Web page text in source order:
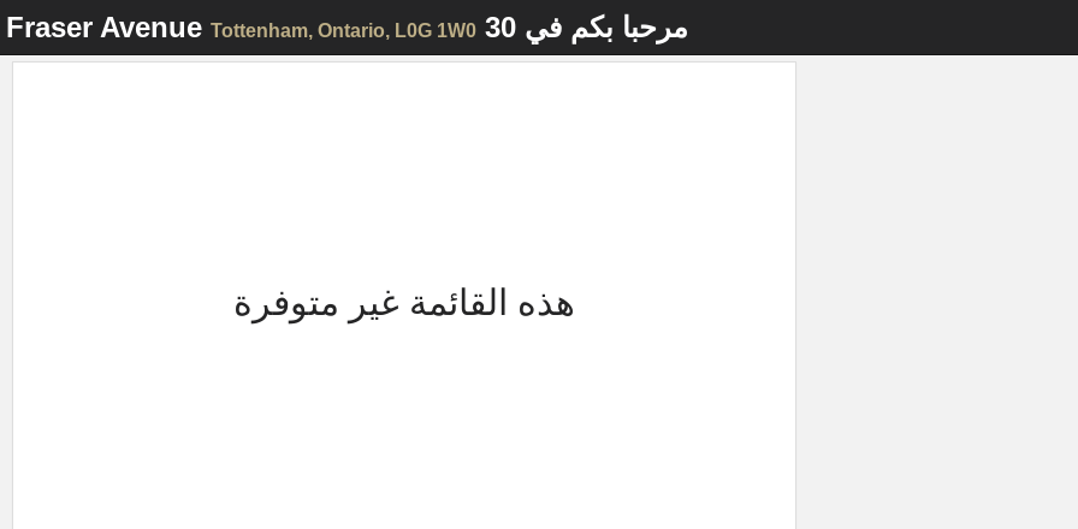
مرحبا بكم في Tottenham, Ontario, L0G 1W0
هذه القائمة غير متوفرة